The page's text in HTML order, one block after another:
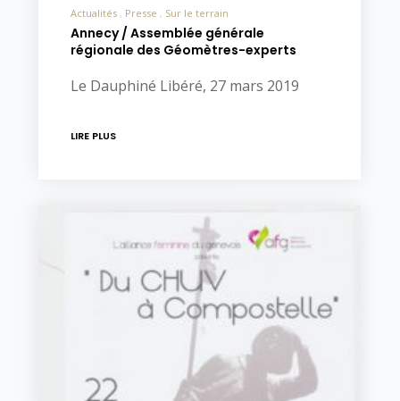
Actualités
Presse Sur le terrain
Annecy / Assemblée générale
régionale des Géomètres-experts
Le Dauphiné Libéré, 27 mars 2019
LIRE PLUS